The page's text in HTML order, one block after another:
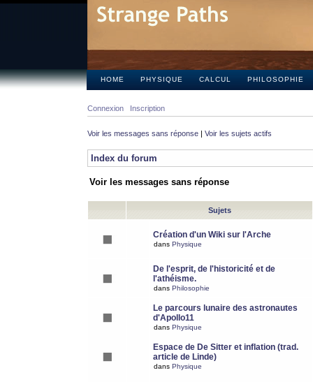
HOME PHYSIQUE CALCUL PHILOSOPHIE
Connexion Inscription
Voir les messages sans réponse | Voir les sujets actifs
Index du forum
Voir les messages sans réponse
Sujets
Création d'un Wiki sur l'Arche
dans Physique
De l'esprit, de l'historicité et de
l'athéisme.
dans Philosophie
Le parcours lunaire des astronautes
d'Apollo11
dans Physique
Espace de De Sitter et inflation (trad.
article de Linde)
dans Physique